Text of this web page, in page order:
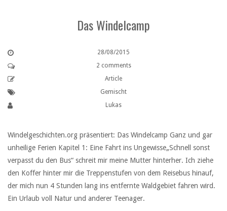
Das Windelcamp
28/08/2015
2 comments
Article
Gemischt
Lukas
Windelgeschichten.org präsentiert: Das Windelcamp Ganz und gar
unheilige Ferien Kapitel 1: Eine Fahrt ins Ungewisse„Schnell sonst
verpasst du den Bus“ schreit mir meine Mutter hinterher. Ich ziehe
den Koffer hinter mir die Treppenstufen von dem Reisebus hinauf,
der mich nun 4 Stunden lang ins entfernte Waldgebiet fahren wird.
Ein Urlaub voll Natur und anderer Teenager.